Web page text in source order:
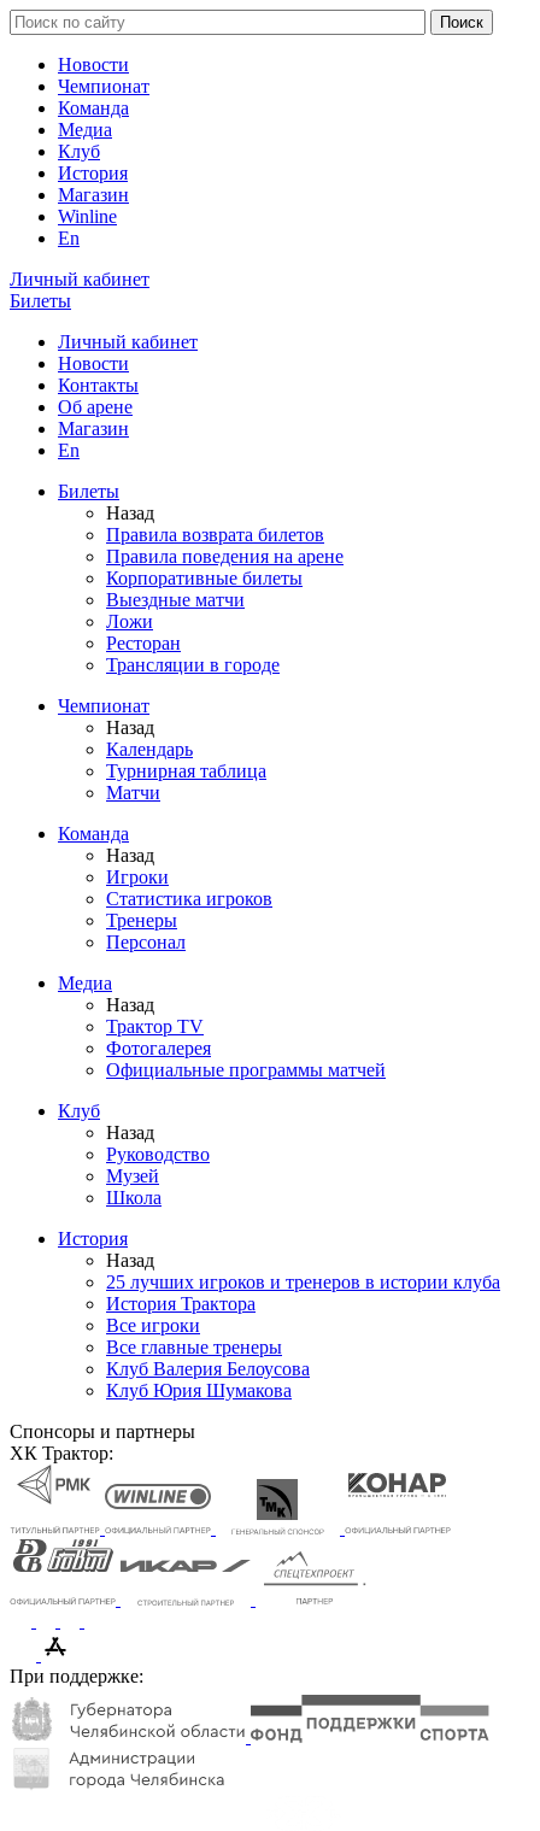
Новости
Чемпионат
Команда
Медиа
Клуб
История
Магазин
Winline
En
Личный кабинет
Билеты
Личный кабинет
Новости
Контакты
Об арене
Магазин
En
Билеты
Назад
Правила возврата билетов
Правила поведения на арене
Корпоративные билеты
Выездные матчи
Ложи
Ресторан
Трансляции в городе
Чемпионат
Назад
Календарь
Турнирная таблица
Матчи
Команда
Назад
Игроки
Статистика игроков
Тренеры
Персонал
Медиа
Назад
Трактор TV
Фотогалерея
Официальные программы матчей
Клуб
Назад
Руководство
Музей
Школа
История
Назад
25 лучших игроков и тренеров в истории клуба
История Трактора
Все игроки
Все главные тренеры
Клуб Валерия Белоусова
Клуб Юрия Шумакова
Спонсоры и партнеры
ХК Трактор:
При поддержке: